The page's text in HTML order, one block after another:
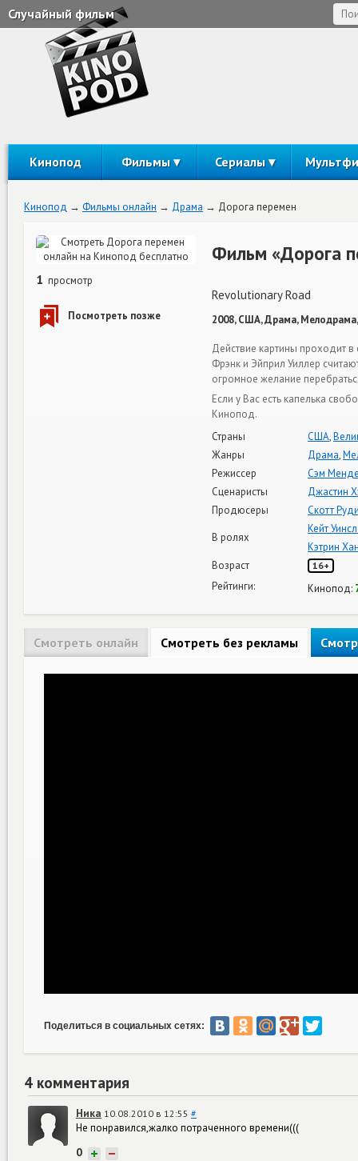
Случайный фильм
Кинопод Фильмы Сериалы
Кинопод Фильмы онлайн Драма Дорога перемен
1 просмотр
Фильм «Дорога
Revolutionary Road
2008, США, Драма,
Действие картины проходит
Фрэнк и Эйприл Уиллер
огромное желание
Если у Вас есть капелька
Кинопод.
Страны
США,
Жанры
Драма,
Режиссер
Сэм
Сценаристы
Джастин
Продюсеры
Скотт
В ролях
Кейт
Кэтрин
Возраст
16+
Рейтинги: Кинопод:
Смотреть онлайн Смотреть без рекламы
Поделиться в социальных сетях:
4 комментария
Ника 10.08.2010 в 12:55 #
Не понравился,жалко потраченного времени(((
0 + −